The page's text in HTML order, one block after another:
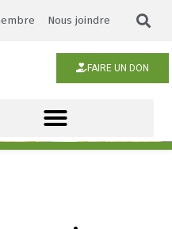
Nous joindre
FAIRE UN DON